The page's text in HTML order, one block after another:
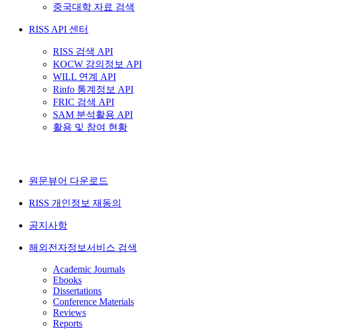
중국대학 자료 검색
RISS API 센터
RISS 검색 API
KOCW 강의정보 API
WILL 연계 API
Rinfo 통계정보 API
FRIC 검색 API
SAM 분석활용 API
활용 및 참여 현황
원문뷰어 다운로드
RISS 개인정보 재동의
공지사항
해외전자정보서비스 검색
Academic Journals
Ebooks
Dissertations
Conference Materials
Reviews
Reports